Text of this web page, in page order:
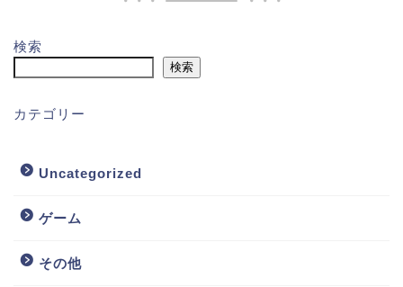
検索
検索
カテゴリー
Uncategorized
ゲーム
その他